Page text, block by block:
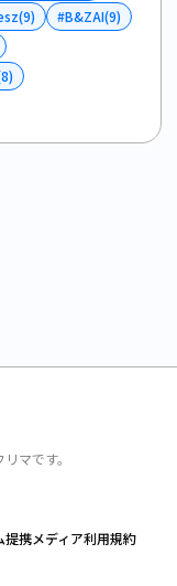
(9) #B&ZAI(9)
8)
マです。
提携メディア利用規約